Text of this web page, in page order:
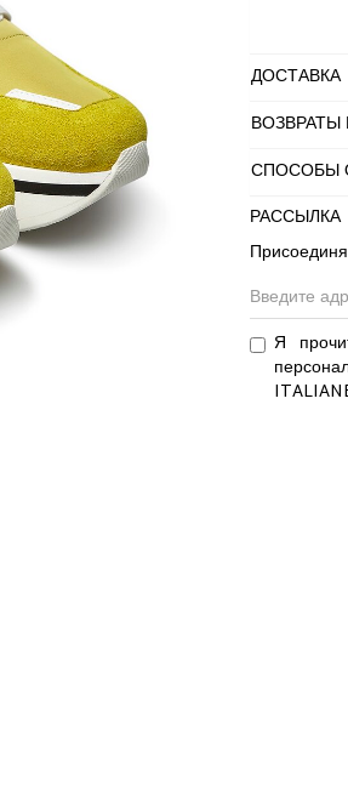
ДОСТАВКА
СПОСОБЫ
РАССЫЛКА
Я